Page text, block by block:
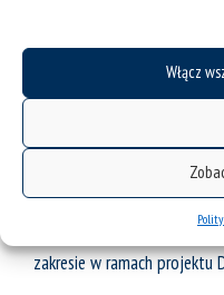
Włącz
SPNJO współpracuje z
Dydaktyki
prowadzą zajęcia
potrzebami edukacyjnymi
programów kształcenia i
zakresie w ramach projektu